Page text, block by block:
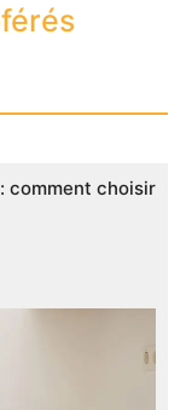
comment choisir